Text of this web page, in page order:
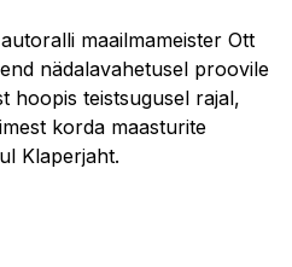
maailmameister Ott
nädalavahetusel proovile
hoopis teistsugusel rajal,
korda maasturite
Klaperjaht.